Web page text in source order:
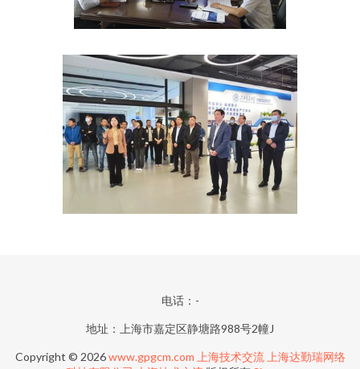
电话：-
地址：上海市嘉定区静塘路988号2幢J
Copyright © 2026www.gpgcm.com 上海技术交流 上海达勤瑞网络